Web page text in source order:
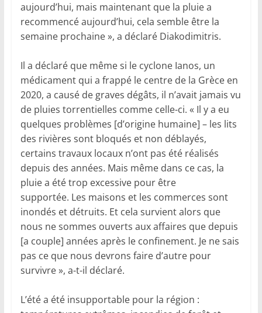
aujourd’hui, mais maintenant que la pluie a
recommencé aujourd’hui, cela semble être la
semaine prochaine », a déclaré Diakodimitris.
Il a déclaré que même si le cyclone Ianos, un
médicament qui a frappé le centre de la Grèce en
2020, a causé de graves dégâts, il n’avait jamais vu
de pluies torrentielles comme celle-ci. « Il y a eu
quelques problèmes [d’origine humaine] – les lits
des rivières sont bloqués et non déblayés,
certains travaux locaux n’ont pas été réalisés
depuis des années. Mais même dans ce cas, la
pluie a été trop excessive pour être
supportée. Les maisons et les commerces sont
inondés et détruits. Et cela survient alors que
nous ne sommes ouverts aux affaires que depuis
[a couple] années après le confinement. Je ne sais
pas ce que nous devrons faire d’autre pour
survivre », a-t-il déclaré.
L’été a été insupportable pour la région :